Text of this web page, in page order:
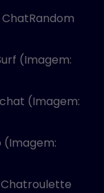
(Imagem:
(Imagem:
(Imagem:
Chatroulette